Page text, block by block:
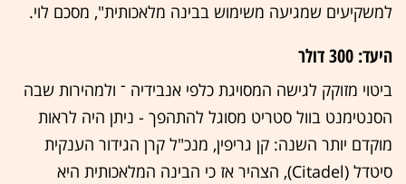
למשקיעים שמגיעה משימוש בבינה מלאכותית", מסכם לוי.
היעד: 300 דולר
ביטוי מזוקק לגישה המסויגת כלפי אנבידיה ־ ולמהירות שבה
הסנטימנט בוול סטריט מסוגל להתהפך - ניתן היה לראות
מוקדם יותר השנה: קן גריפין, מנכ"ל קרן הגידור הענקית
סיטדל (Citadel), הצהיר אז כי הבינה המלאכותית היא